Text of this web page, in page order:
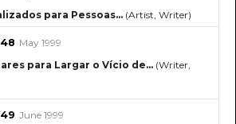
para Pessoas... (Artist, Writer)
May 1999
para Largar o Vício de... (Writer,
June 1999